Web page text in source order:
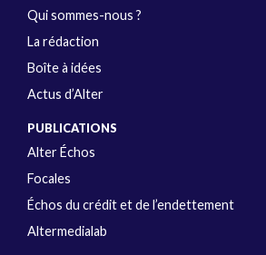
Qui sommes-nous ?
La rédaction
Boîte à idées
Actus d’Alter
PUBLICATIONS
Alter Échos
Focales
Échos du crédit et de l’endettement
Altermedialab